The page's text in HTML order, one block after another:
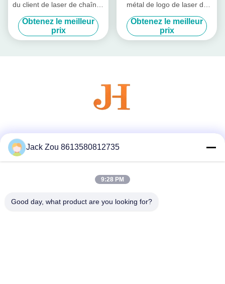
du client de laser de chaînes
principales de moulage
mécanique sous pression
pour la conception d'OEM
Obtenez le meilleur
prix
métal de logo de laser de
bande dessinée en alliage
de zinc pour des cadeaux
d'enfants
Obtenez le meilleur
prix
Contactez rapidement
Télégramme
Jack Zou 8613580812735
9:28 PM
Good day, what product are you looking for?